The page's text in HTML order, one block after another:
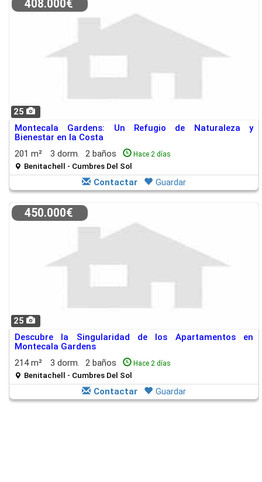
25
408.000€
Montecala Gardens: Un Refugio de Naturaleza y
Bienestar en la Costa
201 m²
3 dorm. 2 baños Hace 2 días
Benitachell - Cumbres Del Sol
Contactar Guardar
25
450.000€
Descubre la Singularidad de los Apartamentos en
Montecala Gardens
214 m²
3 dorm. 2 baños Hace 2 días
Benitachell - Cumbres Del Sol
Contactar Guardar